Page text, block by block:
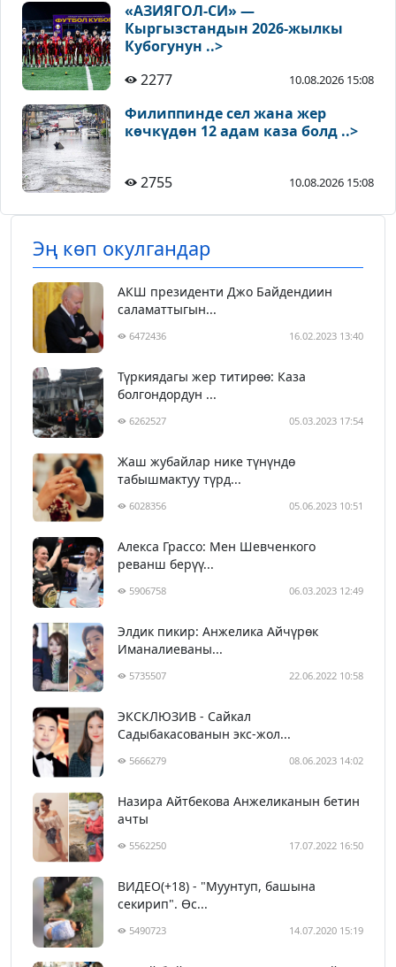
«АЗИЯГОЛ-СИ» —
Кыргызстандын 2026-жылкы
Кубогунун ..>
2277
10.08.2026 15:08
Филиппинде сел жана жер
көчкүдөн 12 адам каза болд ..>
2755 10.08.2026 15:08
Эң көп окулгандар
АКШ президенти Джо Байдендиин
саламаттыгын...
6472436 16.02.2023 13:40
Түркиядагы жер титирөө: Каза
болгондордун ...
6262527 05.03.2023 17:54
Жаш жубайлар нике түнүндө
табышмактуу түрд...
6028356 05.06.2023 10:51
Алекса Грассо: Мен Шевченкого
реванш берүү...
5906758 06.03.2023 12:49
Элдик пикир: Анжелика Айчүрөк
Иманалиеваны...
5735507 22.06.2022 10:58
ЭКСКЛЮЗИВ - Сайкал
Садыбакасованын экс-жол...
5666279 08.06.2023 14:02
Назира Айтбекова Анжеликанын бетин
ачты
5562250 17.07.2022 16:50
ВИДЕО(+18) - "Муунтуп, башына
секирип". Өс...
5490723 14.07.2020 15:19